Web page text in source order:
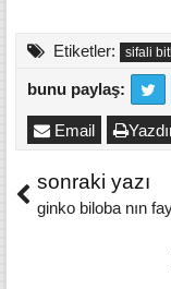
Etiketler: sifali
bunu paylaş:
Email
sonraki yazı
ginko biloba nın